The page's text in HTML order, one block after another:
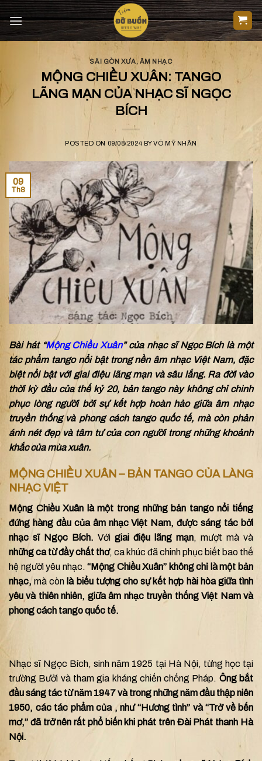
Skip
to
content
SÀI GÒN XƯA, ÂM NHẠC
MỘNG CHIỀU XUÂN: TANGO
LÃNG MẠN CỦA NHẠC SĨ NGỌC
BÍCH
POSTED ON 09/08/2024 BYVÕ MỸ NHÂN
09
Th8
Bài hát “Mộng Chiều Xuân” của nhạc sĩ Ngọc Bích là một
tác phẩm tango nổi bật trong nền âm nhạc Việt Nam, đặc
biệt nổi bật với giai điệu lãng mạn và sâu lắng. Ra đời vào
thời kỳ đầu của thế kỷ 20, bản tango này không chỉ chinh
phục lòng người bởi sự kết hợp hoàn hảo giữa âm nhạc
truyền thống và phong cách tango quốc tế, mà còn phản
ánh nét đẹp và tâm tư của con người trong những khoảnh
khắc của mùa xuân.
MỘNG CHIỀU XUÂN – BẢN TANGO CỦA LÀNG
NHẠC VIỆT
Mộng Chiều Xuân là một trong những bản tango nổi tiếng
đứng hàng đầu của âm nhạc Việt Nam, được sáng tác bởi
nhạc sĩ Ngọc Bích. Với giai điệu lãng mạn, mượt mà và
những ca từ đầy chất thơ, ca khúc đã chinh phục biết bao thế
hệ người yêu nhạc.“Mộng Chiều Xuân” không chỉ là một bản
nhạc,mà còn là biểu tượng cho sự kết hợp hài hòa giữa tình
yêu và thiên nhiên, giữa âm nhạc truyền thống Việt Nam và
phong cách tango quốc tế.
Nhạc sĩ Ngọc Bích, sinh năm 1925 tại Hà Nội, từng học tại
trường Bưởi và tham gia kháng chiến chống Pháp. Ông bắt
đầu sáng tác từ năm 1947 vàtrongnhững năm đầu thập niên
1950, các tác phẩm của , như “Hương tình” và “Trở về bến
mơ,” đã trở nên rất phổ biến khi phát trên Đài Phát thanh Hà
Nội.